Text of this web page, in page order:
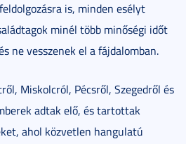
is, minden esélyt
minél több minőségi időt
ne vesszenek el a fájdalomban.
Miskolcról, Pécsről, Szegedről és
adtak elő, és tartottak
ahol közvetlen hangulatú